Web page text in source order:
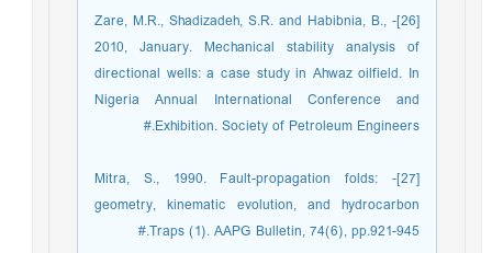
[26]- Zare, M.R., Shadizadeh, S.R. and Habibnia, B.,
2010, January. Mechanical stability analysis of
directional wells: a case study in Ahwaz oilfield. In
Nigeria Annual International Conference and
Exhibition. Society of Petroleum Engineers.#
[27]- Mitra, S., 1990. Fault-propagation folds:
geometry, kinematic evolution, and hydrocarbon
Traps (1). AAPG Bulletin, 74(6), pp.921-945.#